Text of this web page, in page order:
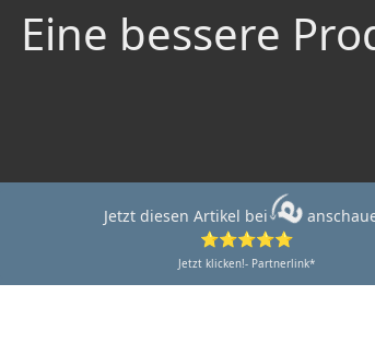
Eine bessere
Jetzt diesen Artikel bei
⭐⭐⭐⭐⭐
Jetzt klicken!- Partnerlink*